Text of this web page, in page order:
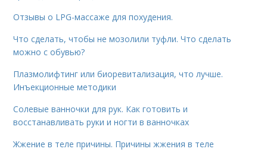
Отзывы о LPG-массаже для похудения.
Что сделать, чтобы не мозолили туфли. Что сделать
можно с обувью?
Плазмолифтинг или биоревитализация, что лучше.
Инъекционные методики
Солевые ванночки для рук. Как готовить и
восстанавливать руки и ногти в ванночках
Жжение в теле причины. Причины жжения в теле